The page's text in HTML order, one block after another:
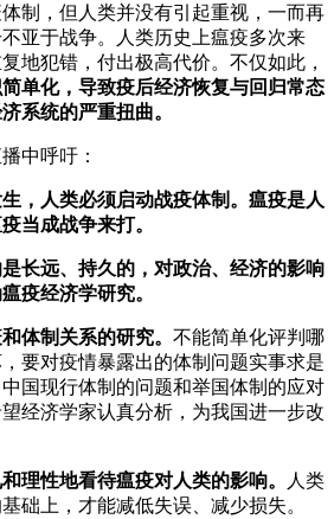
制，但人类并没有引起重视，一而再
亚于战争。人类历史上瘟疫多次来
地犯错，付出极高代价。不仅如此，
单化，导致疫后经济恢复与回归常态
系统的严重扭曲。
中呼吁：
，人类必须启动战疫体制。瘟疫是人
当成战争来打。
长远、持久的，对政治、经济的影响
疫经济学研究。
体制关系的研究。 不能简单化评判哪
要对疫情暴露出的体制问题实事求是
国现行体制的问题和举国体制的应对
经济学家认真分析，为我国进一步改
理性地看待瘟疫对人类的影响。
人类
础上，才能减低失误、减少损失。